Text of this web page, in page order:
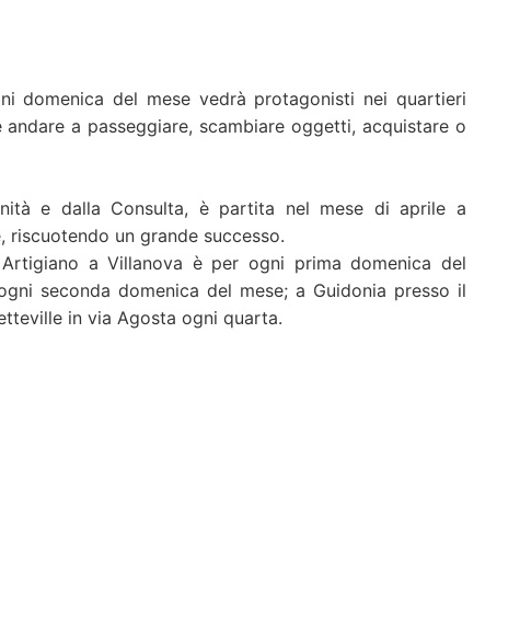
domenica del mese vedrà protagonisti nei quartieri
a passeggiare, scambiare oggetti, acquistare o
e dalla Consulta, è partita nel mese di aprile a
riscuotendo un grande successo.
Artigiano a Villanova è per ogni prima domenica del
seconda domenica del mese; a Guidonia presso il
in via Agosta ogni quarta.